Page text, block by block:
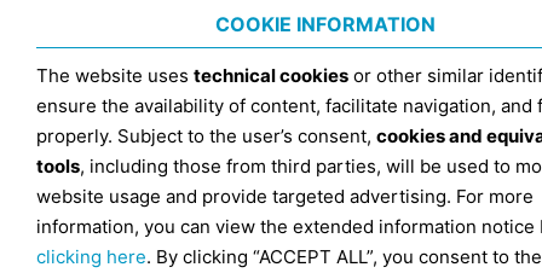
COOKIE INFORMATION
The website uses technical cookies or other similar
ensure the availability of content, facilitate navigation, and
properly. Subject to the user’s consent, cookies and
tools, including those from third parties, will be used to
website usage and provide targeted advertising. For more
information, you can view the extended information notice
clicking here. By clicking “ACCEPT ALL”, you consent to